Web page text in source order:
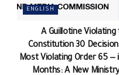
ENGLISH
A Guillotine Violating
Constitution 30
Most Violating Order 65 —
Months: A New